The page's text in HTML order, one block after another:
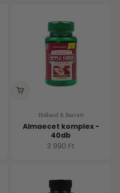
Holland & Barrett
Almaecet komplex -
40db
Ár
3 990 Ft